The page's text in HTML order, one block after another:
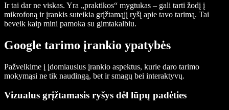
Ir tai dar ne viskas. Yra „praktikos“ mygtukas – gali tarti žodį į
mikrofoną ir įrankis suteikia grįžtamąjį ryšį apie tavo tarimą. Tai
beveik kaip mini pamoka su gimtakalbiu.
Google tarimo įrankio ypatybės
Pažvelkime į įdomiausius įrankio aspektus, kurie daro tarimo
mokymąsi ne tik naudingą, bet ir smagų bei interaktyvų.
Vizualus grįžtamasis ryšys dėl lūpų padėties